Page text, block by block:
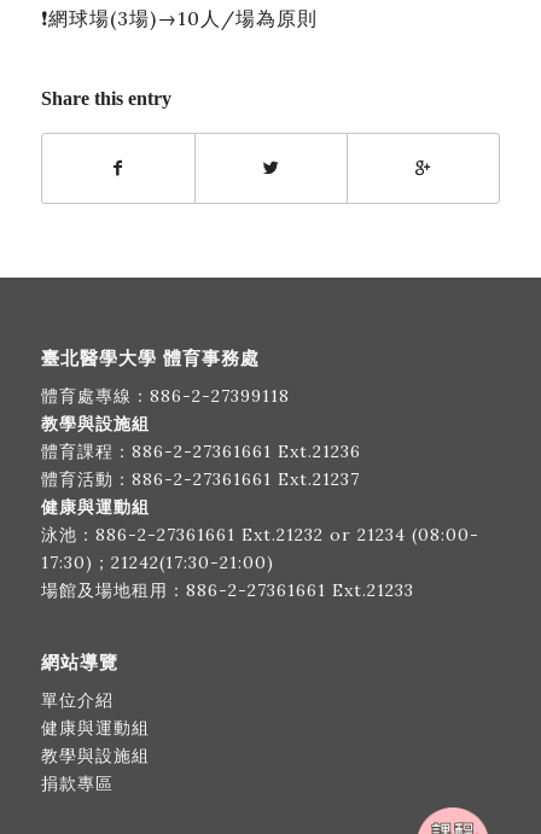
❗網球場(3場)→10人/場為原則
Share this entry
臺北醫學大學 體育事務處
體育處專線： 886-2-27399118
教學與設施組
體育課程： 886-2-27361661 Ext.21236
體育活動： 886-2-27361661 Ext.21237
健康與運動組
泳池： 886-2-27361661 Ext.21232 or 21234 (08:00-
17:30)；21242(17:30-21:00)
場館及場地租用： 886-2-27361661 Ext.21233
網站導覽
單位介紹
健康與運動組
教學與設施組
捐款專區